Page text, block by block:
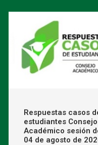
Respuestas casos
estudiantes Consejo
Académico sesión
04 de agosto de